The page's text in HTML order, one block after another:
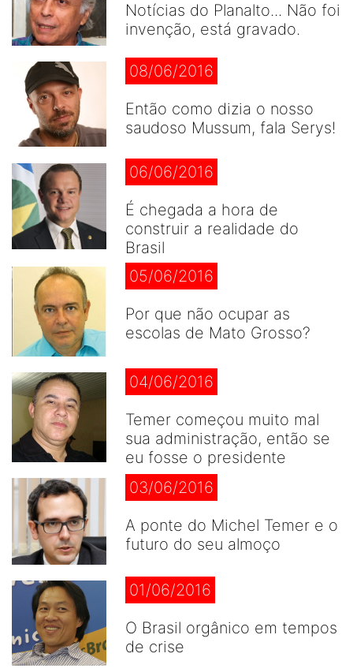
Notícias do Planalto... Não foi
invenção, está gravado.
08/06/2016
Então como dizia o nosso
saudoso Mussum, fala Serys!
06/06/2016
É chegada a hora de
construir a realidade do
Brasil
05/06/2016
Por que não ocupar as
escolas de Mato Grosso?
04/06/2016
Temer começou muito mal
sua administração, então se
eu fosse o presidente
03/06/2016
A ponte do Michel Temer e o
futuro do seu almoço
01/06/2016
O Brasil orgânico em tempos
de crise